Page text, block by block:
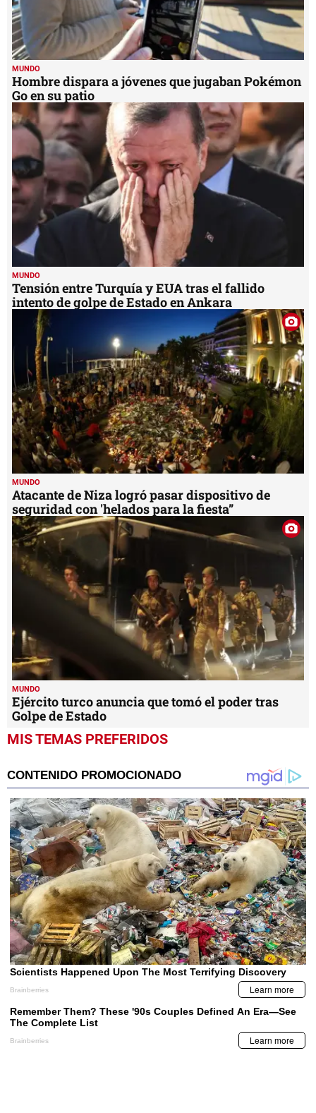
MUNDO
Hombre dispara a jóvenes que jugaban Pokémon
Go en su patio
MUNDO
Tensión entre Turquía y EUA tras el fallido
intento de golpe de Estado en Ankara
MUNDO
Atacante de Niza logró pasar dispositivo de
seguridad con 'helados para la fiesta”
MUNDO
Ejército turco anuncia que tomó el poder tras
Golpe de Estado
MIS TEMAS PREFERIDOS